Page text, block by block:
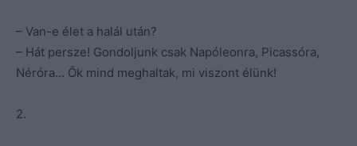
– Van-e élet a halál után?
– Hát persze! Gondoljunk csak Napóleonra, Picassóra,
Néróra… Ők mind meghaltak, mi viszont élünk!
2.